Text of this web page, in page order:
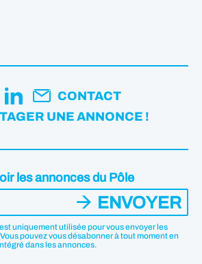
CONTACT
UNE ANNONCE !
les annonces du Pôle
uniquement utilisée pour vous envoyer les
pouvez vous désabonner à tout moment en
dans les annonces.
ENVOYER